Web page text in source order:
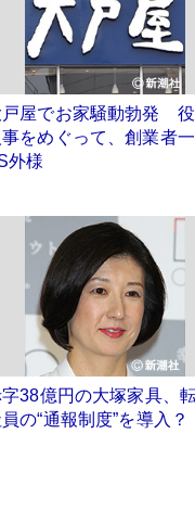
戸屋でお家騒動勃発 役
事をめぐって、創業者
外様
38億円の大塚家具、
の“通報制度”を導入？